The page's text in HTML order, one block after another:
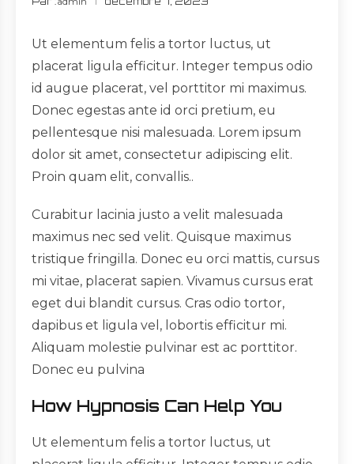
Ut elementum felis a tortor luctus, ut
placerat ligula efficitur. Integer tempus odio
id augue placerat, vel porttitor mi maximus.
Donec egestas ante id orci pretium, eu
pellentesque nisi malesuada. Lorem ipsum
dolor sit amet, consectetur adipiscing elit.
Proin quam elit, convallis..
Curabitur lacinia justo a velit malesuada
maximus nec sed velit. Quisque maximus
tristique fringilla. Donec eu orci mattis, cursus
mi vitae, placerat sapien. Vivamus cursus erat
eget dui blandit cursus. Cras odio tortor,
dapibus et ligula vel, lobortis efficitur mi.
Aliquam molestie pulvinar est ac porttitor.
Donec eu pulvina
How Hypnosis Can Help You
Ut elementum felis a tortor luctus, ut